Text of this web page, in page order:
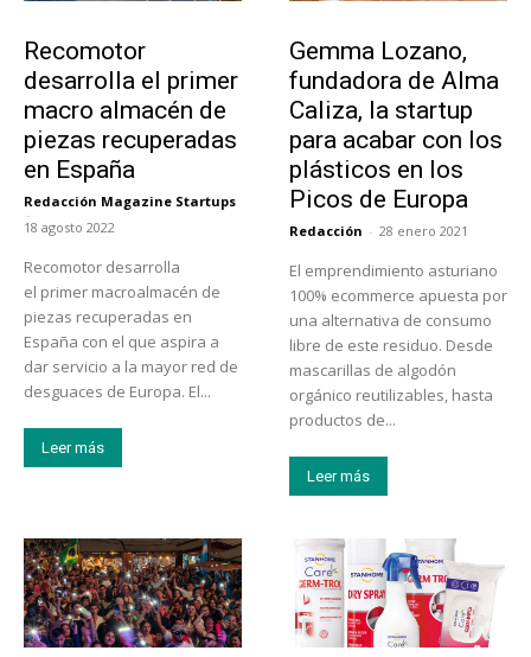
Recomotor
desarrolla el primer
macro almacén de
piezas recuperadas
en España
Redacción Magazine Startups
-
18 agosto 2022
Recomotor desarrolla
el primer macroalmacén de
piezas recuperadas en
España con el que aspira a
dar servicio a la mayor red de
desguaces de Europa. El...
Leer más
Gemma Lozano,
fundadora de Alma
Caliza, la startup
para acabar con los
plásticos en los
Picos de Europa
Redacción - 28 enero 2021
El emprendimiento asturiano
100% ecommerce apuesta por
una alternativa de consumo
libre de este residuo. Desde
mascarillas de algodón
orgánico reutilizables, hasta
productos de...
Leer más